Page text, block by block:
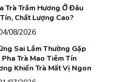
Trà Trầm Hương Ở Đâu
Chất Lượng Cao?
08/2026
Sai Lầm Thường Gặp
Pha Trà Mao Tiêm Tín
Khiến Trà Mất Vị Ngon